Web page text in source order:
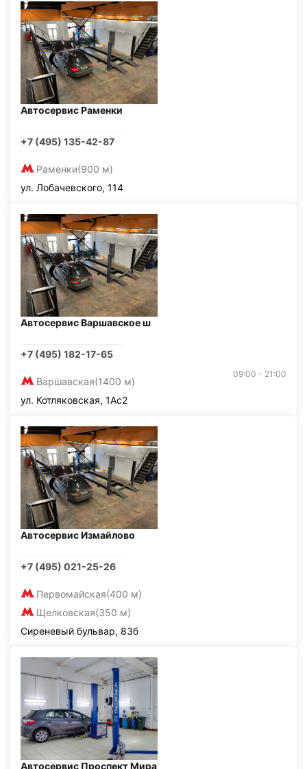
Автосервис Раменки
+7 (495) 135-42-87
Раменки(900 м)
ул. Лобачевского, 114
Автосервис Варшавское ш
+7 (495) 182-17-65
Варшавская(1400 м)
09:00 - 21:00
ул. Котляковская, 1Ас2
Автосервис Измайлово
+7 (495) 021-25-26
Первомайская(400 м)
Щелковская(350 м)
Сиреневый бульвар, 83б
Автосервис Проспект Мира